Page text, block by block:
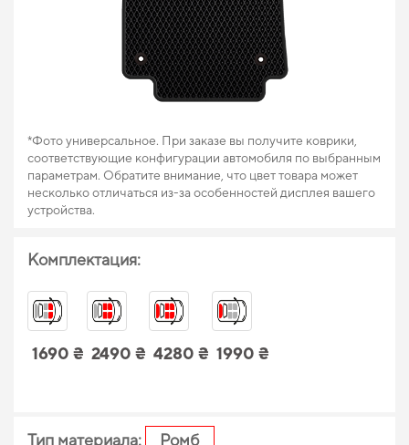
*Фото универсальное. При заказе вы получите коврики,
соответствующие конфигурации автомобиля по выбранным
параметрам. Обратите внимание, что цвет товара может
несколько отличаться из-за особенностей дисплея вашего
устройства.
Комплектация:
1690 ₴ 2490 ₴ 4280 ₴ 1990 ₴
Тип материала: Ромб